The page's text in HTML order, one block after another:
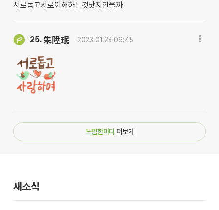
서로돕고서로이해하는것낫지안을까
25. 朱陞珉 2023.01.23 06:45
느낌한마디 더보기
새소식